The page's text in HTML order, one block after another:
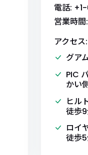
電話:
営業時
アクセス:
グア
PIC
かい
ヒル
徒歩
ロイ
徒歩